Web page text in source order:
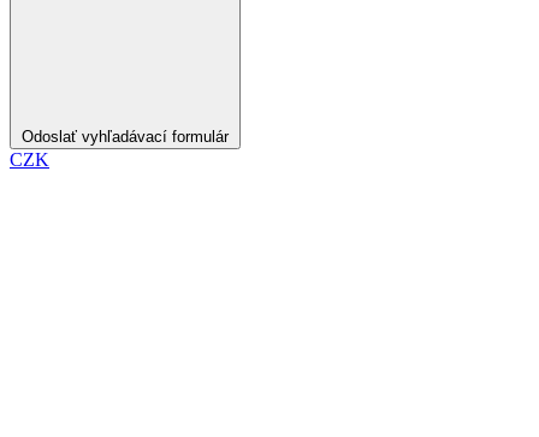
Odoslať vyhľadávací formulár
CZK